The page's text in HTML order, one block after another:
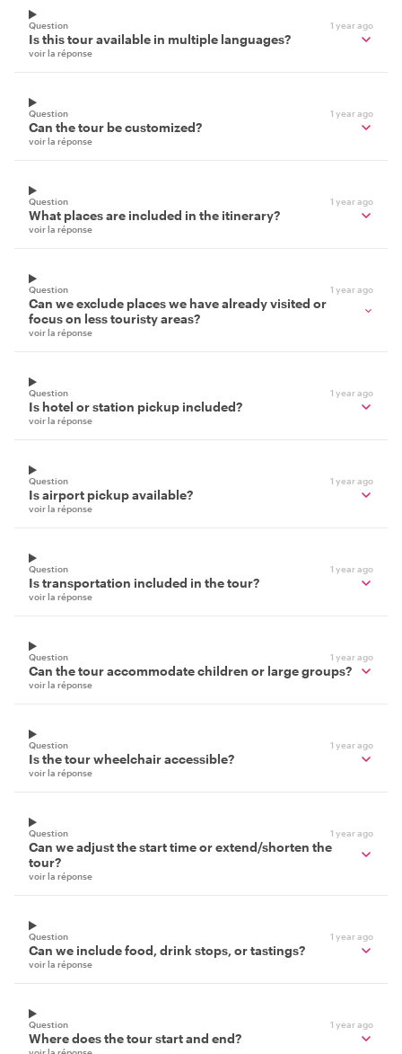
Question 1 year ago
Is this tour available in multiple languages?
voir la réponse
Question 1 year ago
Can the tour be customized?
voir la réponse
Question 1 year ago
What places are included in the itinerary?
voir la réponse
Question 1 year ago
Can we exclude places we have already visited or
focus on less touristy areas?
voir la réponse
Question 1 year ago
Is hotel or station pickup included?
voir la réponse
Question 1 year ago
Is airport pickup available?
voir la réponse
Question 1 year ago
Is transportation included in the tour?
voir la réponse
Question 1 year ago
Can the tour accommodate children or large groups?
voir la réponse
Question 1 year ago
Is the tour wheelchair accessible?
voir la réponse
Question 1 year ago
Can we adjust the start time or extend/shorten the
tour?
voir la réponse
Question 1 year ago
Can we include food, drink stops, or tastings?
voir la réponse
Question 1 year ago
Where does the tour start and end?